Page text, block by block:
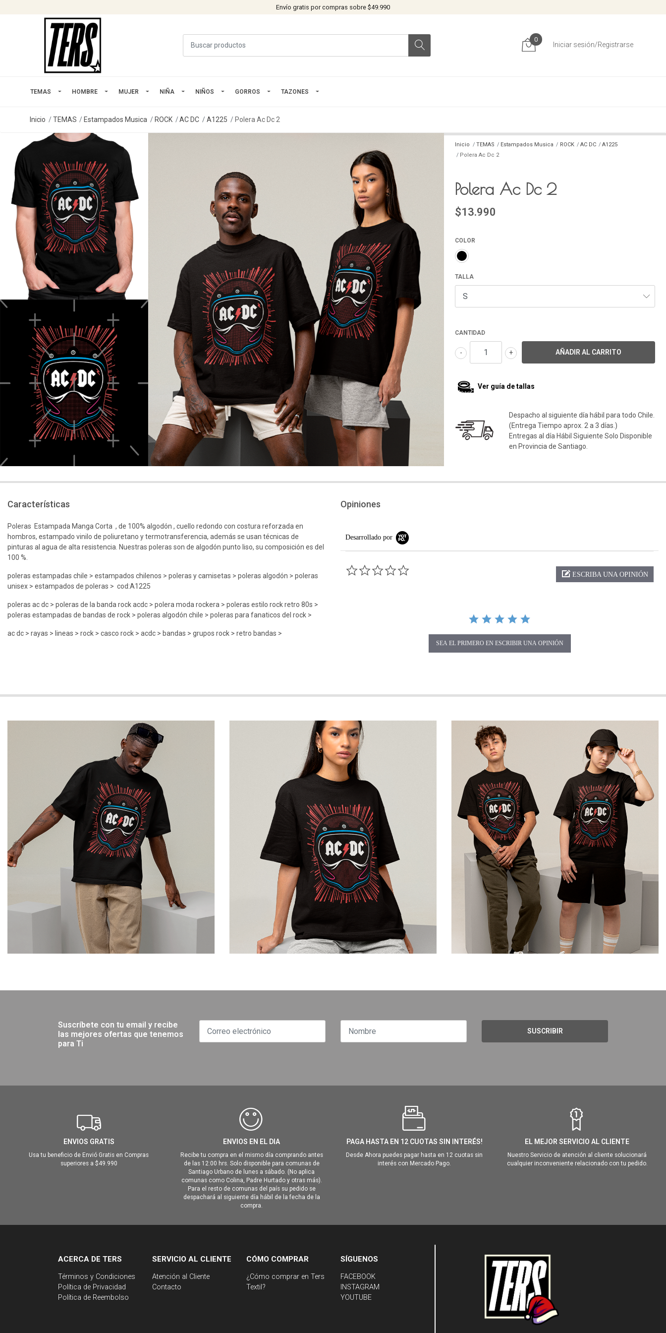
Envío gratis por compras sobre $49.990
0
Iniciar sesión/Registrarse
TEMAS HOMBRE MUJER NIÑA NIÑOS GORROS TAZONES
Inicio TEMAS Estampados Musica ROCK AC DC A1225 Polera Ac Dc 2
Inicio TEMAS Estampados Musica ROCK AC DC
A1225
Polera Ac Dc 2
Polera Ac Dc 2
$13.990
COLOR
TALLA
CANTIDAD
+
-
Ver guía de tallas
Despacho al siguiente día hábil para todo Chile.
(Entrega Tiempo aprox. 2 a 3 días.)
Entregas al día Hábil Siguiente Solo Disponible
en Provincia de Santiago.
Características
Poleras Estampada Manga Corta , de 100% algodón , cuello redondo con costura reforzada en
hombros, estampado vinilo de poliuretano y termotransferencia, además se usan técnicas de
pinturas al agua de alta resistencia. Nuestras poleras son de algodón punto liso, su composición es del
100 %.
poleras estampadas chile > estampados chilenos > poleras y camisetas > poleras algodón > poleras
unisex > estampados de poleras > cod:A1225
poleras ac dc > poleras de la banda rock acdc > polera moda rockera > poleras estilo rock retro 80s >
poleras estampadas de bandas de rock > poleras algodón chile > poleras para fanaticos del rock >
ac dc > rayas > lineas > rock > casco rock > acdc > bandas > grupos rock > retro bandas >
Opiniones
Desarrollado por
ESCRIBA UNA OPINIÓN
SEA EL PRIMERO EN ESCRIBIR UNA OPINIÓN
Suscríbete con tu email y recibe
las mejores ofertas que tenemos
para Ti
SUSCRIBIR
ENVIOS GRATIS
Usa tu beneficio de Envió Gratis en Compras
superiores a $49.990
ENVIOS EN EL DIA
Recibe tu compra en el mismo día comprando antes
de las 12:00 hrs. Solo disponible para comunas de
Santiago Urbano de lunes a sábado. (No aplica
comunas como Colina, Padre Hurtado y otras más).
Para el resto de comunas del país su pedido se
despachará al siguiente día hábil de la fecha de la
compra.
PAGA HASTA EN 12 CUOTAS SIN INTERÉS!
Desde Ahora puedes pagar hasta en 12 cuotas sin
interés con Mercado Pago.
EL MEJOR SERVICIO AL CLIENTE
Nuestro Servicio de atención al cliente solucionará
cualquier inconveniente relacionado con tu pedido.
ACERCA DE TERS
Términos y Condiciones
Política de Privacidad
Política de Reembolso
SERVICIO AL CLIENTE
Atención al Cliente
Contacto
CÓMO COMPRAR
¿Cómo comprar en Ters
Textil?
SÍGUENOS
FACEBOOK
INSTAGRAM
YOUTUBE